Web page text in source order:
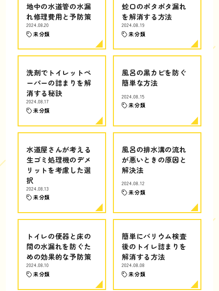
地中の水道管の水漏
れ修理費用と予防策
2024.08.20
未分類
蛇口のポタポタ漏れ
を解消する方法
2024.08.19
未分類
洗剤でトイレットペ
ーパーの詰まりを解
消する秘訣
2024.08.17
未分類
風呂の黒カビを防ぐ
簡単な方法
2024.08.15
未分類
水道屋さんが考える
生ゴミ処理機のデメ
リットを考慮した選
択
2024.08.13
未分類
風呂の排水溝の流れ
が悪いときの原因と
解決法
2024.08.12
未分類
トイレの便器と床の
間の水漏れを防ぐた
めの効果的な予防策
2024.08.10
未分類
簡単にバリウム検査
後のトイレ詰まりを
解消する方法
2024.08.08
未分類